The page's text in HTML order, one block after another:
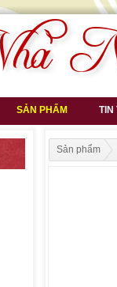
SẢN PHẨM TIN
Sản phẩm